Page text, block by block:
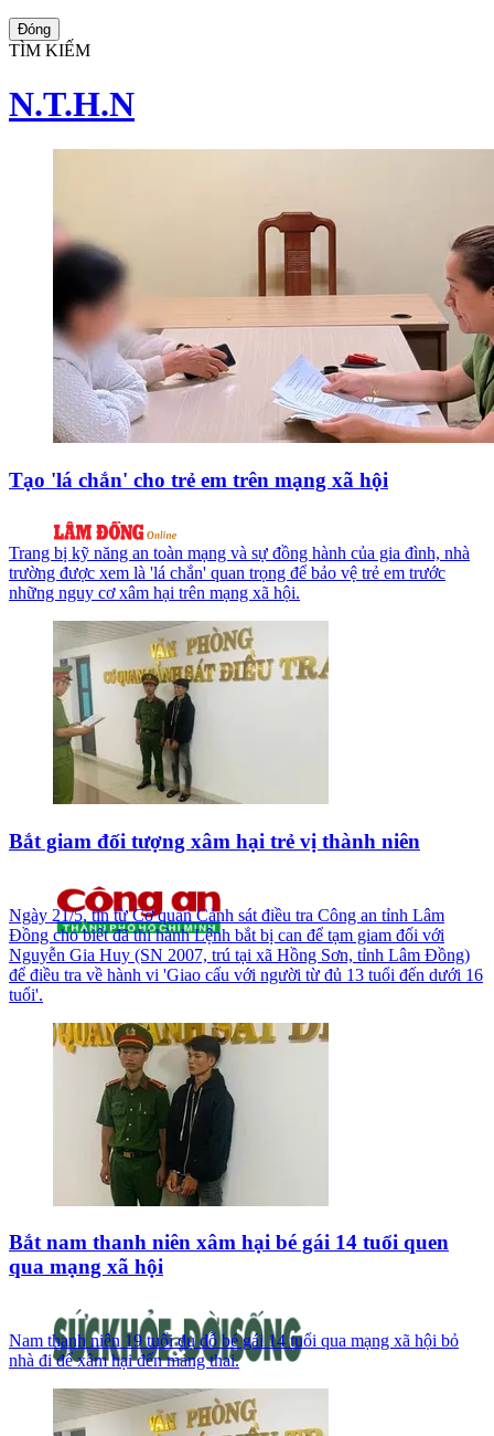
Đóng
TÌM KIẾM
N.T.H.N
Tạo 'lá chắn' cho trẻ em trên mạng xã hội
Trang bị kỹ năng an toàn mạng và sự đồng hành của gia đình, nhà
trường được xem là 'lá chắn' quan trọng để bảo vệ trẻ em trước
những nguy cơ xâm hại trên mạng xã hội.
Bắt giam đối tượng xâm hại trẻ vị thành niên
Ngày 21/5, tin từ Cơ quan Cảnh sát điều tra Công an tỉnh Lâm
Đồng cho biết đã thi hành Lệnh bắt bị can để tạm giam đối với
Nguyễn Gia Huy (SN 2007, trú tại xã Hồng Sơn, tỉnh Lâm Đồng)
để điều tra về hành vi 'Giao cấu với người từ đủ 13 tuổi đến dưới 16
tuổi'.
Bắt nam thanh niên xâm hại bé gái 14 tuổi quen
qua mạng xã hội
Nam thanh niên 19 tuổi dụ dỗ bé gái 14 tuổi qua mạng xã hội bỏ
nhà đi để xâm hại đến mang thai.